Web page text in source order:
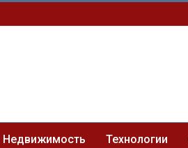
Недвижимость Технологии